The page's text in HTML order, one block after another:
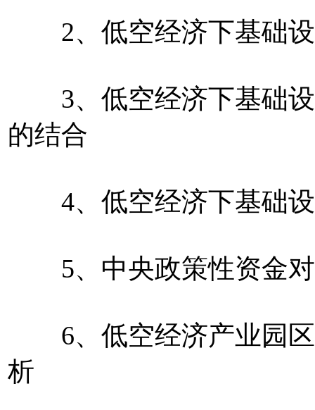
2、低空经济下基础设
3、低空经济下基础设
的结合
4、低空经济下基础设
5、中央政策性资金对
6、低空经济产业园区
析